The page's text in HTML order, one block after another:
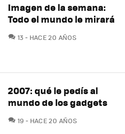
Imagen de la semana:
Todo el mundo le mirará
13 COMENTARIOS
HACE 20 AÑOS
2007: qué le pedís al
mundo de los gadgets
19 COMENTARIOS
HACE 20 AÑOS